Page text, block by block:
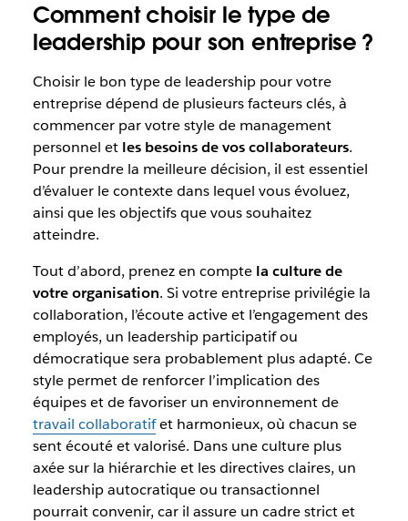
Comment choisir le type de
leadership pour son entreprise ?
Choisir le bon type de leadership pour votre
entreprise dépend de plusieurs facteurs clés, à
commencer par votre style de management
personnel et les besoins de vos collaborateurs.
Pour prendre la meilleure décision, il est essentiel
d’évaluer le contexte dans lequel vous évoluez,
ainsi que les objectifs que vous souhaitez
atteindre.
Tout d’abord, prenez en compte la culture de
votre organisation. Si votre entreprise privilégie la
collaboration, l’écoute active et l’engagement des
employés, un leadership participatif ou
démocratique sera probablement plus adapté. Ce
style permet de renforcer l’implication des
équipes et de favoriser un environnement de
travail collaboratifet harmonieux, où chacun se
sent écouté et valorisé. Dans une culture plus
axée sur la hiérarchie et les directives claires, un
leadership autocratique ou transactionnel
pourrait convenir, car il assure un cadre strict et